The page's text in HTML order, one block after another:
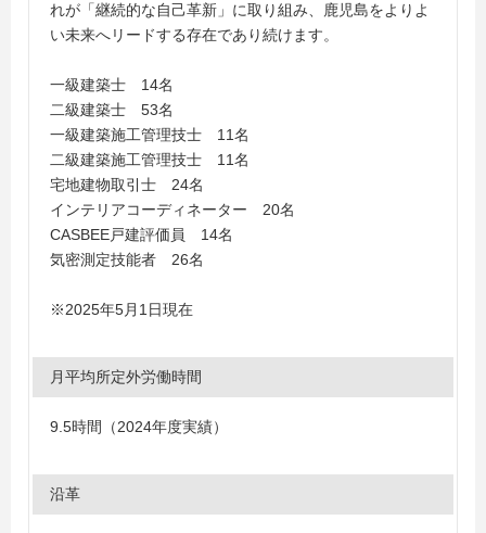
れが「継続的な自己革新」に取り組み、鹿児島をよりよ
い未来へリードする存在であり続けます。
一級建築士 14名
二級建築士 53名
一級建築施工管理技士 11名
二級建築施工管理技士 11名
宅地建物取引士 24名
インテリアコーディネーター 20名
CASBEE戸建評価員 14名
気密測定技能者 26名
※2025年5月1日現在
月平均所定外労働時間
9.5時間（2024年度実績）
沿革